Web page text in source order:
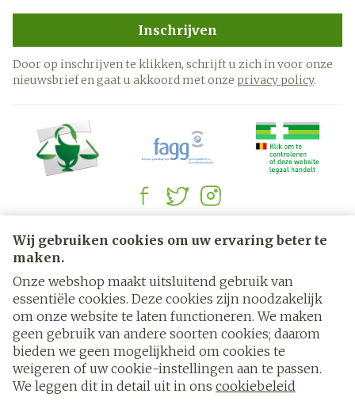
Wij gebruiken cookies om uw ervaring beter te
maken.
Onze webshop maakt uitsluitend gebruik van
essentiële cookies. Deze cookies zijn noodzakelijk
om onze website te laten functioneren. We maken
geen gebruik van andere soorten cookies; daarom
bieden we geen mogelijkheid om cookies te
weigeren of uw cookie-instellingen aan te passen.
We leggen dit in detail uit in ons cookiebeleid
Inschrijven
Door op inschrijven te klikken, schrijft u zich in voor onze
nieuwsbrief en gaat u akkoord met onze privacy policy.
Juridische links